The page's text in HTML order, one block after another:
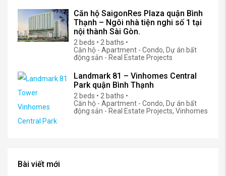
Căn hộ SaigonRes Plaza quận Bình
Thạnh – Ngôi nhà tiện nghi số 1 tại
nội thành Sài Gòn.
2 beds • 2 baths •
Căn hộ - Apartment - Condo, Dự án bất
động sản - Real Estate Projects
Landmark 81 – Vinhomes Central
Park quận Bình Thạnh
2 beds • 2 baths •
Căn hộ - Apartment - Condo, Dự án bất
động sản - Real Estate Projects, Vinhomes
Bài viết mới